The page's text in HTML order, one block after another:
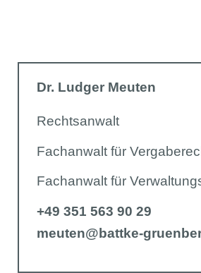
Dr. Ludger Meuten
Rechtsanwalt
Fachanwalt für
Fachanwalt für
+49 351 563 90 29
meuten@battke-